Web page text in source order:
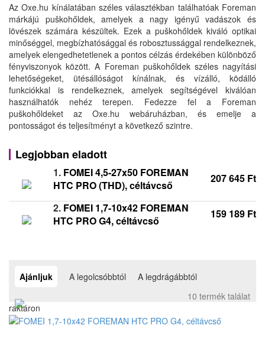
Az Oxe.hu kínálatában széles választékban találhatóak Foreman
márkájú puškohőldek, amelyek a nagy igényű vadászok és
lövészek számára készültek. Ezek a puškohőldek kiváló optikai
minőséggel, megbízhatósággal és robosztussággal rendelkeznek,
amelyek elengedhetetlenek a pontos célzás érdekében különböző
fényviszonyok között. A Foreman puškohőldek széles nagyítási
lehetőségeket, ütésállóságot kínálnak, és vízálló, ködálló
funkciókkal is rendelkeznek, amelyek segítségével kiválóan
használhatók nehéz terepen. Fedezze fel a Foreman
puškohőldeket az Oxe.hu webáruházban, és emelje a
pontosságot és teljesítményt a következő szintre.
Legjobban eladott
1. FOMEI 4,5-27x50 FOREMAN
HTC PRO (THD), céltávcső
207 645 Ft
2. FOMEI 1,7-10x42 FOREMAN
HTC PRO G4, céltávcső
159 189 Ft
Ajánljuk A legolcsóbbtól
A legdrágábbtól
10 termék találat
raktáron